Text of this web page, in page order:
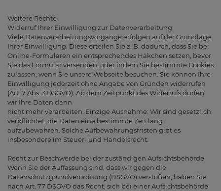
Weitere Rechte
Widerruf Ihrer Einwilligung zur Datenverarbeitung
Viele Datenverarbeitungsvorgänge erfolgen auf der Grundlage
Ihrer Einwilligung. Diese erteilen Sie z. B. dadurch, dass Sie bei
Online-Formularen ein entsprechendes Häkchen setzen, bevor
Sie das Formular versenden, oder indem Sie bestimmte Cookies
zulassen, wenn Sie unsere Webseite besuchen. Sie können Ihre
Einwilligung jederzeit ohne Angabe von Gründen widerrufen
(Art. 7 Abs. 3 DSGVO). Ab dem Zeitpunkt des Widerrufs dürfen
wir Ihre Daten dann
nicht mehr verarbeiten. Einzige Ausnahme: Wir sind gesetzlich
verpflichtet, die Daten eine bestimmte Zeit lang
aufzubewahren. Solche Aufbewahrungsfristen gibt es
insbesondere im Steuer- und Handelsrecht.
Recht zur Beschwerde bei der zuständigen Aufsichtsbehörde
Wenn Sie der Auffassung sind, dass wir gegen die
Datenschutzgrundverordnung (DSGVO) verstoßen, haben Sie
nach Art. 77 DSGVO das Recht, sich bei einer Aufsichtsbehörde